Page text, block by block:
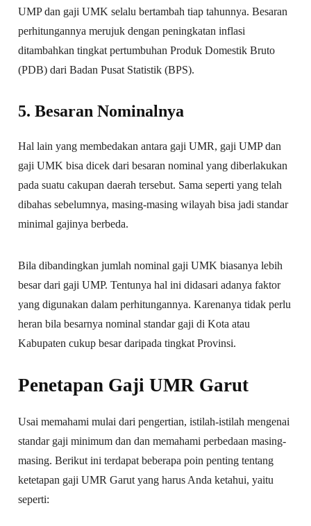
UMP dan gaji UMK selalu bertambah tiap tahunnya. Besaran
perhitungannya merujuk dengan peningkatan inflasi
ditambahkan tingkat pertumbuhan Produk Domestik Bruto
(PDB) dari Badan Pusat Statistik (BPS).
5. Besaran Nominalnya
Hal lain yang membedakan antara gaji UMR, gaji UMP dan
gaji UMK bisa dicek dari besaran nominal yang diberlakukan
pada suatu cakupan daerah tersebut. Sama seperti yang telah
dibahas sebelumnya, masing-masing wilayah bisa jadi standar
minimal gajinya berbeda.
Bila dibandingkan jumlah nominal gaji UMK biasanya lebih
besar dari gaji UMP. Tentunya hal ini didasari adanya faktor
yang digunakan dalam perhitungannya. Karenanya tidak perlu
heran bila besarnya nominal standar gaji di Kota atau
Kabupaten cukup besar daripada tingkat Provinsi.
Penetapan Gaji UMR Garut
Usai memahami mulai dari pengertian, istilah-istilah mengenai
standar gaji minimum dan dan memahami perbedaan masing-
masing. Berikut ini terdapat beberapa poin penting tentang
ketetapan gaji UMR Garut yang harus Anda ketahui, yaitu
seperti: